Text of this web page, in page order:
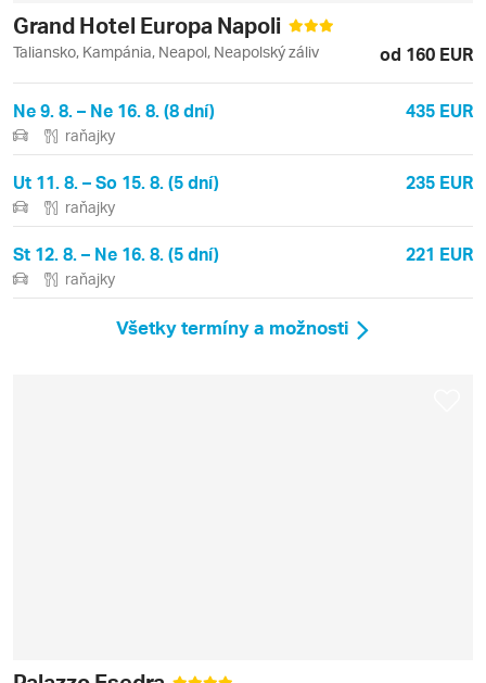
Grand Hotel Europa Napoli
Taliansko, Kampánia, Neapol, Neapolský záliv od 160 EUR
Ne 9. 8. – Ne 16. 8. (8 dní) 435 EUR
raňajky
Ut 11. 8. – So 15. 8. (5 dní) 235 EUR
raňajky
St 12. 8. – Ne 16. 8. (5 dní) 221 EUR
raňajky
Všetky termíny a možnosti